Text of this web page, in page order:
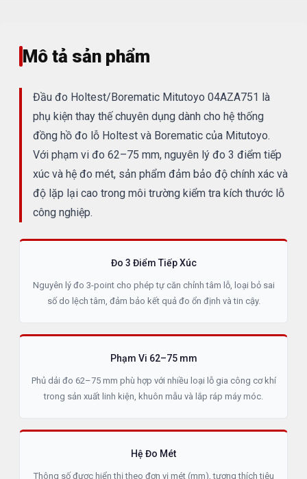
Mô tả sản phẩm
Đầu đo Holtest/Borematic Mitutoyo 04AZA751 là
phụ kiện thay thế chuyên dụng dành cho hệ thống
đồng hồ đo lỗ Holtest và Borematic của Mitutoyo.
Với phạm vi đo 62–75 mm, nguyên lý đo 3 điểm tiếp
xúc và hệ đo mét, sản phẩm đảm bảo độ chính xác và
độ lặp lại cao trong môi trường kiểm tra kích thước lỗ
công nghiệp.
Đo 3 Điểm Tiếp Xúc
Nguyên lý đo 3-point cho phép tự căn chỉnh tâm lỗ, loại bỏ sai
số do lệch tâm, đảm bảo kết quả đo ổn định và tin cậy.
Phạm Vi 62–75 mm
Phủ dải đo 62–75 mm phù hợp với nhiều loại lỗ gia công cơ khí
trong sản xuất linh kiện, khuôn mẫu và lắp ráp máy móc.
Hệ Đo Mét
Thông số được hiển thị theo đơn vị mét (mm), tương thích tiêu